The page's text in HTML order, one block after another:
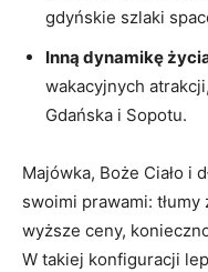
gdyńskie szlaki
Inną dynamikę
wakacyjnych
Gdańska i Sopotu.
Majówka, Boże Ciało i
swoimi prawami:
wyższe ceny,
W takiej konfiguracji